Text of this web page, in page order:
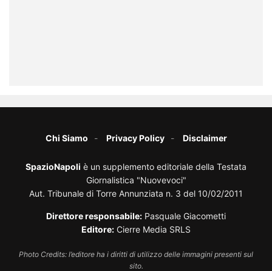
Chi Siamo Privacy Policy Disclaimer
SpazioNapoli è un supplemento editoriale della Testata
Giornalistica "Nuovevoci"
Aut. Tribunale di Torre Annunziata n. 3 del 10/02/2011
Direttore responsabile: Pasquale Giacometti
Editore: Cierre Media SRLS
Photo Credits: l’editore ha i diritti di utilizzo delle immagini presenti sul
sito.